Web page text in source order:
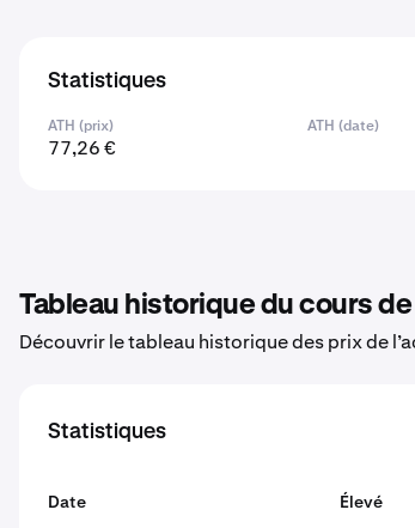
Statistiques
ATH (prix)
77,26 €
ATH (date)
Tableau historique du cours
Découvrir le tableau historique des prix de
Statistiques
Date Élevé